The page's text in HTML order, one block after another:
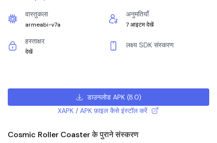
वास्तुकला
armeabi-v7a
अनुमतियाँ
7 आइटम देखें
हस्ताक्षर
देखें
लक्ष्य SDK संस्करण
डाउनलोड APK(8.0)
XAPK / APK फ़ाइल कैसे इंस्टॉल करें
Cosmic Roller Coaster के पुराने संस्करण